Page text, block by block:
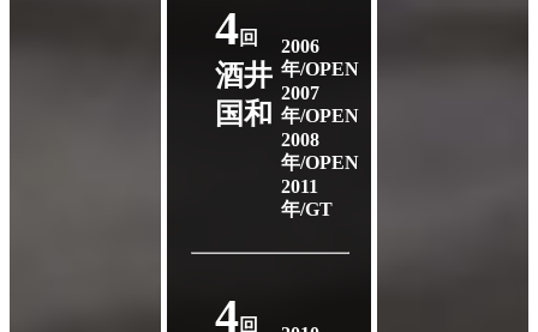
4回
酒井
国和
2006
年/OPEN
2007
年/OPEN
2008
年/OPEN
2011
年/GT
4回